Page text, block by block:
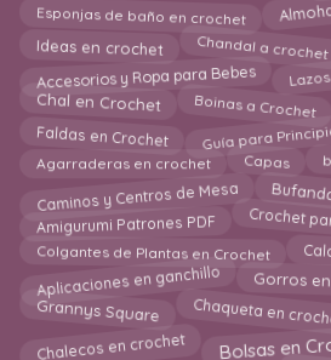
Esponjas de baño en crochet
Ideas en crochet Chandal a crochet
Accesorios y Ropa para Bebes
Chal en Crochet Boinas a Crochet
Faldas en Crochet Guía para
Agarraderas en crochet Capas
Caminos y Centros de Mesa
Amigurumi Patrones PDF Crochet
Colgantes de Plantas en Crochet
Aplicaciones en ganchillo Gorros
Grannys Square Chaqueta en
Chalecos en crochet Bolsas en